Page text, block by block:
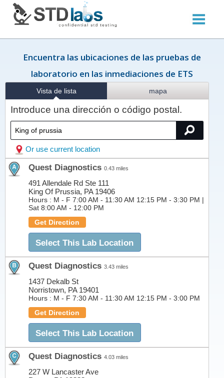
Encuentra las ubicaciones de las pruebas de
laboratorio en las inmediaciones de ETS
Vista de lista mapa
Introduce una dirección o código postal.
Or use current location
Quest Diagnostics 0.43 miles
491 Allendale Rd Ste 111
King Of Prussia, PA 19406
Hours : M - F 7:00 AM - 11:30 AM 12:15 PM - 3:30 PM |
Sat 8:00 AM - 12:00 PM
Get Direction
Select This Lab Location
Quest Diagnostics 3.43 miles
1437 Dekalb St
Norristown, PA 19401
Hours : M - F 7:30 AM - 11:30 AM 12:15 PM - 3:00 PM
Get Direction
Select This Lab Location
Quest Diagnostics 4.03 miles
227 W Lancaster Ave